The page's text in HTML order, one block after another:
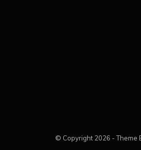
© Copyright 2026 - Theme